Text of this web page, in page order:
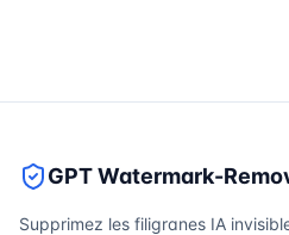
GPT Watermark-
Supprimez les filigranes IA